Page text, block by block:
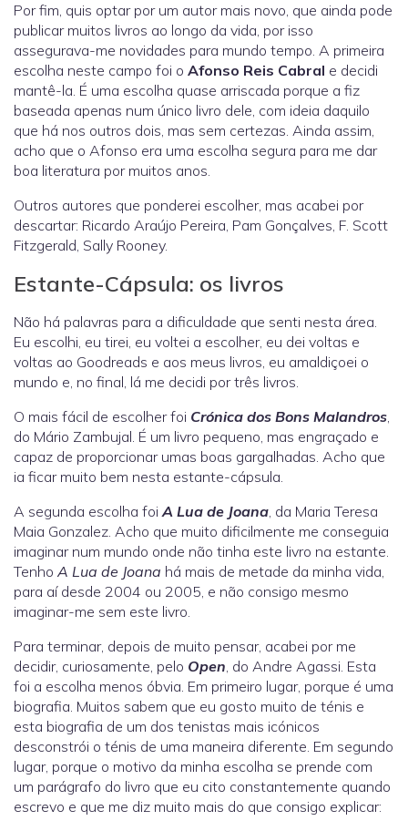
Por fim, quis optar por um autor mais novo, que ainda pode
publicar muitos livros ao longo da vida, por isso
assegurava-me novidades para mundo tempo. A primeira
escolha neste campo foi o Afonso Reis Cabral e decidi
mantê-la. É uma escolha quase arriscada porque a fiz
baseada apenas num único livro dele, com ideia daquilo
que há nos outros dois, mas sem certezas. Ainda assim,
acho que o Afonso era uma escolha segura para me dar
boa literatura por muitos anos.
Outros autores que ponderei escolher, mas acabei por
descartar: Ricardo Araújo Pereira, Pam Gonçalves, F. Scott
Fitzgerald, Sally Rooney.
Estante-Cápsula: os livros
Não há palavras para a dificuldade que senti nesta área.
Eu escolhi, eu tirei, eu voltei a escolher, eu dei voltas e
voltas ao Goodreads e aos meus livros, eu amaldiçoei o
mundo e, no final, lá me decidi por três livros.
O mais fácil de escolher foi Crónica dos Bons Malandros,
do Mário Zambujal. É um livro pequeno, mas engraçado e
capaz de proporcionar umas boas gargalhadas. Acho que
ia ficar muito bem nesta estante-cápsula.
A segunda escolha foiA Lua de Joana, da Maria Teresa
Maia Gonzalez. Acho que muito dificilmente me conseguia
imaginar num mundo onde não tinha este livro na estante.
Tenho A Lua de Joana há mais de metade da minha vida,
para aí desde 2004 ou 2005, e não consigo mesmo
imaginar-me sem este livro.
Para terminar, depois de muito pensar, acabei por me
decidir, curiosamente, pelo Open, do Andre Agassi. Esta
foi a escolha menos óbvia. Em primeiro lugar, porque é uma
biografia. Muitos sabem que eu gosto muito de ténis e
esta biografia de um dos tenistas mais icónicos
desconstrói o ténis de uma maneira diferente. Em segundo
lugar, porque o motivo da minha escolha se prende com
um parágrafo do livro que eu cito constantemente quando
escrevo e que me diz muito mais do que consigo explicar: